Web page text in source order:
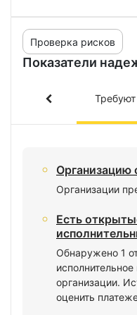
Показатели
Проверка рисков
Организацию
Организации
Есть
Обнаружено 1
организации.
оценить